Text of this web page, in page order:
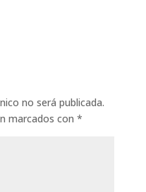
no será publicada.
marcados con *